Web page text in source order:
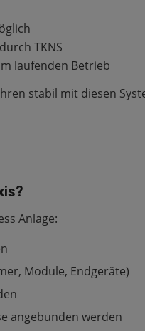
TKNS
laufenden Betrieb
stabil mit diesen
Anlage:
Module, Endgeräte)
angebunden werden